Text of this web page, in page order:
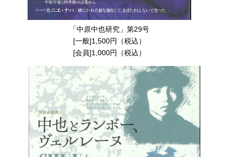
「中原中也研究」第29号
[一般]1,500円（税込）
[会員]1,000円（税込）